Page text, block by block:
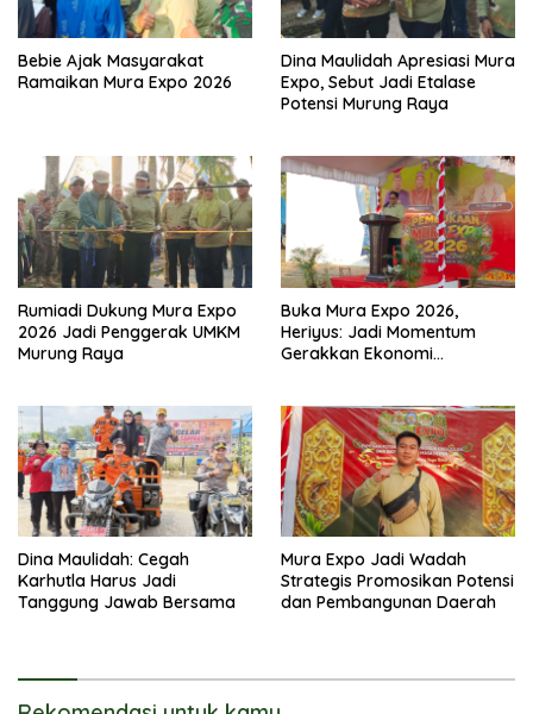
Bebie Ajak Masyarakat
Ramaikan Mura Expo 2026
Dina Maulidah Apresiasi Mura
Expo, Sebut Jadi Etalase
Potensi Murung Raya
Rumiadi Dukung Mura Expo
2026 Jadi Penggerak UMKM
Murung Raya
Buka Mura Expo 2026,
Heriyus: Jadi Momentum
Gerakkan Ekonomi
Dina Maulidah: Cegah
Karhutla Harus Jadi
Tanggung Jawab Bersama
Mura Expo Jadi Wadah
Strategis Promosikan Potensi
dan Pembangunan Daerah